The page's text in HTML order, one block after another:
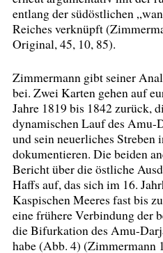
entlang der südöstlichen
Reiches verknüpft
Original, 45, 10, 85).
Zimmermann gibt seiner
bei. Zwei Karten gehen auf
Jahre 1819 bis 1842 zurück,
dynamischen Lauf des
und sein neuerliches Streben
dokumentieren. Die beiden
Bericht über die östliche
Haffs auf, das sich im 16.
Kaspischen Meeres fast bis
eine frühere Verbindung der
die Bifurkation des Amu-
habe (Abb. 4) (Zimmermann